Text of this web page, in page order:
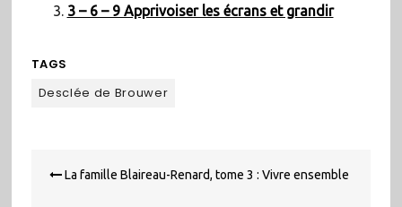
3 – 6 – 9 Apprivoiser les écrans et grandir
TAGS
Desclée de Brouwer
de La famille Blaireau-Renard, tome 3 : Vivre ensemble